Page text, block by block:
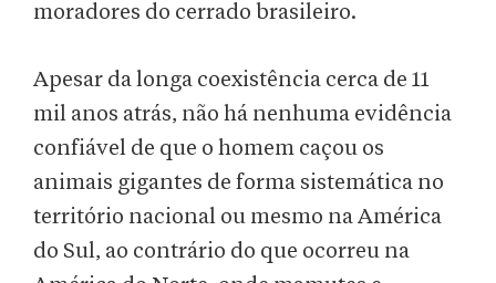
moradores do cerrado brasileiro.
Apesar da longa coexistência cerca de 11
mil anos atrás, não há nenhuma evidência
confiável de que o homem caçou os
animais gigantes de forma sistemática no
território nacional ou mesmo na América
do Sul, ao contrário do que ocorreu na